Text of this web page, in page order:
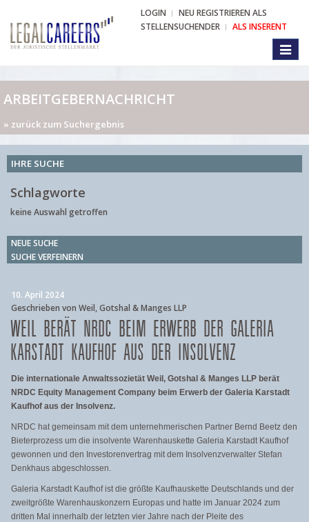
LOGIN
NEU REGISTRIEREN ALS
STELLENSUCHENDER
ALS INSERENT
ARBEITGEBERNACHRICHT
» zurück zum Suchergebnis
IHRE SUCHE
Schlagworte
keine Auswahl getroffen
NEUE SUCHE
SUCHE VERFEINERN
10. April 2024
Geschrieben von Weil, Gotshal & Manges LLP
WEIL BERÄT NRDC BEIM ERWERB DER GALERIA
KARSTADT KAUFHOF AUS DER INSOLVENZ
Die internationale Anwaltssozietät Weil, Gotshal & Manges LLP berät
NRDC Equity Management Company beim Erwerb der Galeria Karstadt
Kaufhof aus der Insolvenz.
NRDC hat gemeinsam mit dem unternehmerischen Partner Bernd Beetz den
Bieterprozess um die insolvente Warenhauskette Galeria Karstadt Kaufhof
gewonnen und den Investorenvertrag mit dem Insolvenzverwalter Stefan
Denkhaus abgeschlossen.
Galeria Karstadt Kaufhof ist die größte Kaufhauskette Deutschlands und der
zweitgrößte Warenhauskonzern Europas und hatte im Januar 2024 zum
dritten Mal innerhalb der letzten vier Jahre nach der Pleite des